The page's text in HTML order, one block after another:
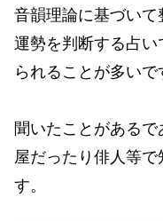
音韻理論に基づい
運勢を判断する占
られることが多いで
聞いたことがある
屋だったり俳人等で
す。